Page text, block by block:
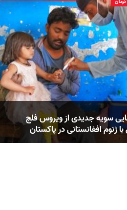
سویه جدیدی از ویروس فلج
ژنوم افغانستانی در پاکستان